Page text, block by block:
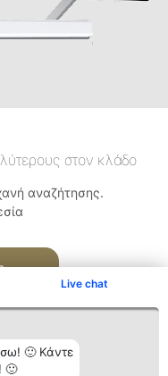
Live chat
🙂 Κάντε
🙂
στον κλάδο
αναζήτησης.